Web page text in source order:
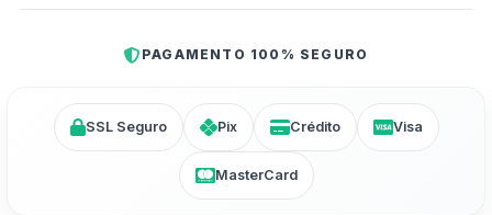
PAGAMENTO 100% SEGURO
SSL Seguro Pix Crédito Visa
MasterCard